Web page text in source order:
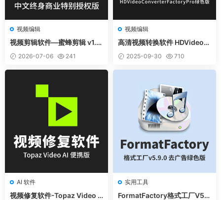
视频编辑
视频剪辑软件—蜜蜂剪辑 v1.5.
0.1 中文终身商业特别授权版
（附安装说明）
2026-07-06 241
视频编辑
高清视频转换软件 HDVideoC
onverterFactoryPro绿色版
2025-09-30 710
AI 软件
视频修复软件-Topaz Video A
实用工具
FormatFactory格式工厂V5.